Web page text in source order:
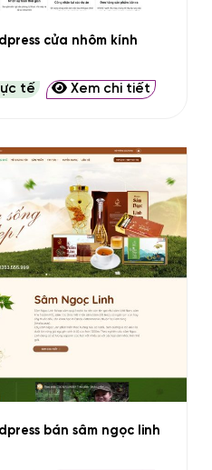
cửa nhôm kính
tế Xem chi tiết
bán sâm ngọc linh